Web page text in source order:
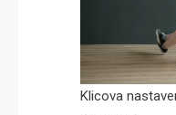
Klicova